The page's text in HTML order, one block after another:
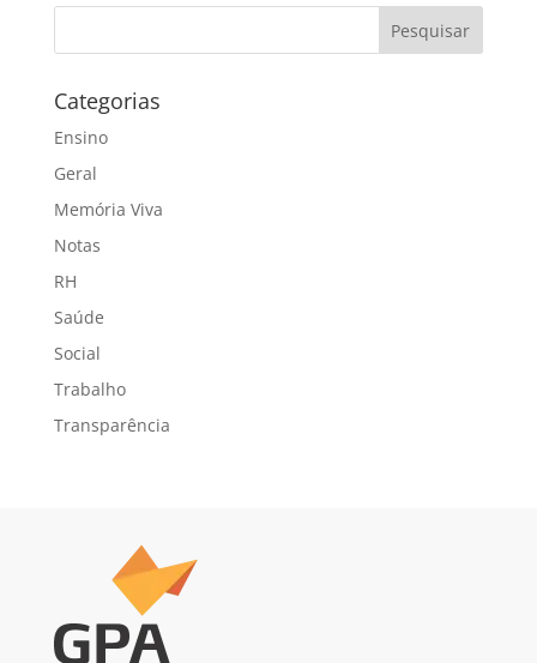
Categorias
Ensino
Geral
Memória Viva
Notas
RH
Saúde
Social
Trabalho
Transparência